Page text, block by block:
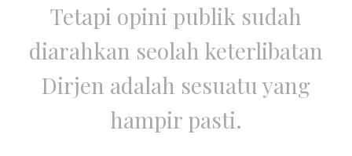
Tetapi opini publik sudah
diarahkan seolah keterlibatan
Dirjen adalah sesuatu yang
hampir pasti.